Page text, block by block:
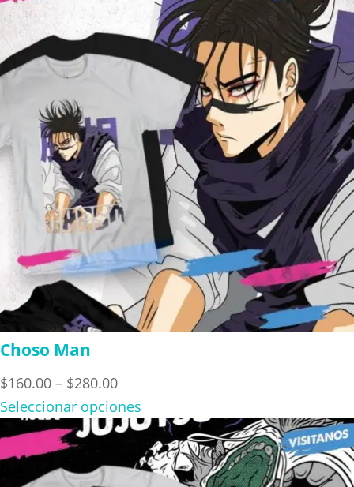
through
$280.00
Choso Man
$160.00 – $280.00Price
range:
$160.00
through
$280.00
Seleccionar opciones